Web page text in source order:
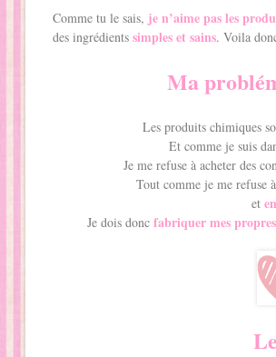
Comme tu le sais, je n’aime pas les
des ingrédients simples et sains. Voila
Ma
Les produits chimiques
Et comme je suis
Je me refuse à acheter des
Tout comme je me refuse
et
Je dois donc fabriquer mes